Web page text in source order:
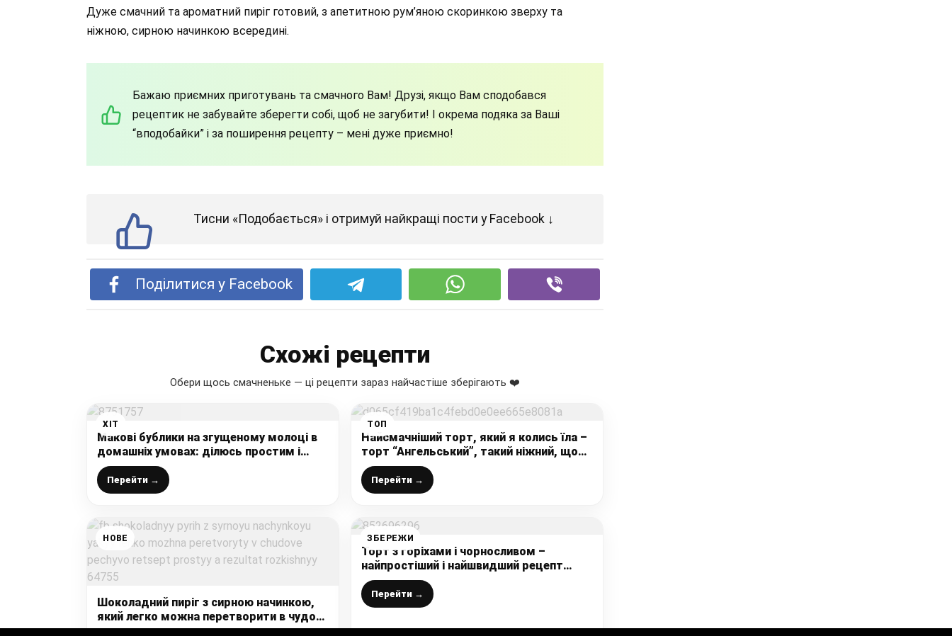
Дуже смачний та ароматний пиріг готовий, з апетитною рум’яною скоринкою зверху та
ніжною, сирною начинкою всередині.
Бажаю приємних приготувань та смачного Вам! Друзі, якщо Вам сподобався
рецептик не забувайте зберегти собі, щоб не загубити! І окрема подяка за Ваші
“вподобайки” і за поширення рецепту – мені дуже приємно!
Тисни «Подобається» і отримуй найкращі пости у Facebook ↓
Поділитися у Facebook
Схожі рецепти
Обери щось смачненьке — ці рецепти зараз найчастіше зберігають ❤️
ХІТ
Макові бублики на згущеному молоці в
домашніх умовах: ділюсь простим і
швидким рецептом, з яким впорається
кожен
Перейти →
ТОП
Найсмачніший торт, який я колись їла –
торт “Ангельський”, такий ніжний, що
просто тане у роті
Перейти →
НОВЕ
Шоколадний пиріг з сирною начинкою,
який легко можна перетворити в чудове
печиво: рецепт простий, а результат
ЗБЕРЕЖИ
Торт з горіхами і чорносливом –
найпростіший і найшвидший рецепт
торта на будь-яке застілля
Перейти →